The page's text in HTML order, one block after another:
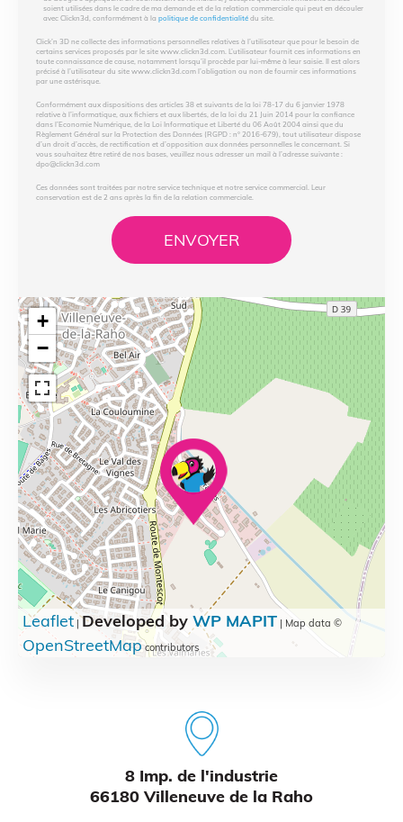
Atelier découverte
soient utilisées dans le cadre de ma demande et de la relation commerciale qui peut en découler
avec Clickn3d, conformément à la politique de confidentialitédu site.
Click’n 3D ne collecte des informations personnelles relatives à l’utilisateur que pour le besoin de
certains services proposés par le site www.clickn3d.com. L’utilisateur fournit ces informations en
toute connaissance de cause, notamment lorsqu’il procède par lui-même à leur saisie. Il est alors
précisé à l’utilisateur du site www.clickn3d.com l’obligation ou non de fournir ces informations
par une astérisque.
Conformément aux dispositions des articles 38 et suivants de la loi 78-17 du 6 janvier 1978
relative à l’informatique, aux fichiers et aux libertés, de la loi du 21 Juin 2014 pour la confiance
dans l’Economie Numérique, de la Loi Informatique et Liberté du 06 Août 2004 ainsi que du
Règlement Général sur la Protection des Données (RGPD : n° 2016-679), tout utilisateur dispose
d’un droit d’accès, de rectification et d’opposition aux données personnelles le concernant. Si
vous souhaitez être retiré de nos bases, veuillez nous adresser un mail à l’adresse suivante :
dpo@clickn3d.com
Ces données sont traitées par notre service technique et notre service commercial. Leur
conservation est de 2 ans après la fin de la relation commerciale.
ENVOYER
+
−
Leaflet | Developed by WP MAPIT | Map data ©
OpenStreetMapcontributors
8 Imp. de l'industrie
66180 Villeneuve de la Raho